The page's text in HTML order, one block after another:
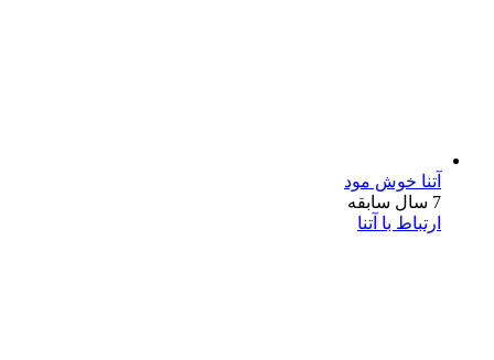
آتنا خوش مود
7 سال سابقه
ارتباط با آتنا